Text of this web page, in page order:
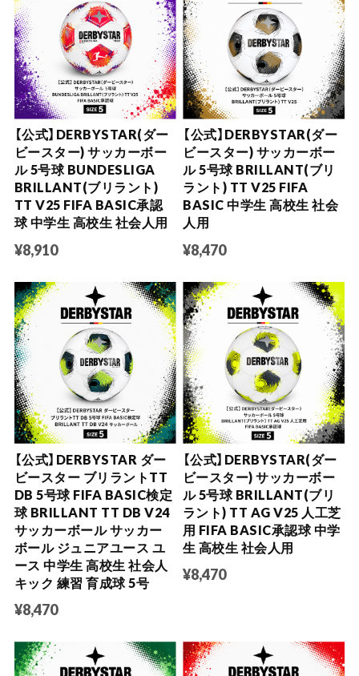
【公式】DERBYSTAR(ダー
ビースター) サッカーボー
ル 5号球 BUNDESLIGA
BRILLANT(ブリラント)
TT V25 FIFA BASIC承認
球 中学生 高校生 社会人用
¥8,910
【公式】DERBYSTAR(ダー
ビースター) サッカーボー
ル 5号球 BRILLANT(ブリ
ラント) TT V25 FIFA
BASIC 中学生 高校生 社会
人用
¥8,470
【公式】DERBYSTAR ダー
ビースター ブリラントTT
DB 5号球 FIFA BASIC検定
球 BRILLANT TT DB V24
サッカーボール サッカー
ボール ジュニアユース ユ
ース 中学生 高校生 社会人
キック 練習 育成球 5号
¥8,470
【公式】DERBYSTAR(ダー
ビースター) サッカーボー
ル 5号球 BRILLANT(ブリ
ラント) TT AG V25 人工芝
用 FIFA BASIC承認球 中学
生 高校生 社会人用
¥8,470